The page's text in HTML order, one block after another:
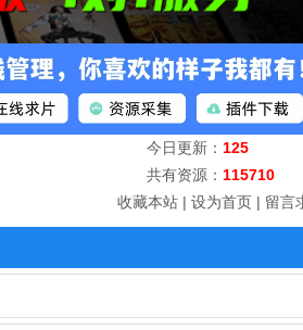
今日更新： 125
共有资源： 115710
收藏本站 | 设为首页 | 留言